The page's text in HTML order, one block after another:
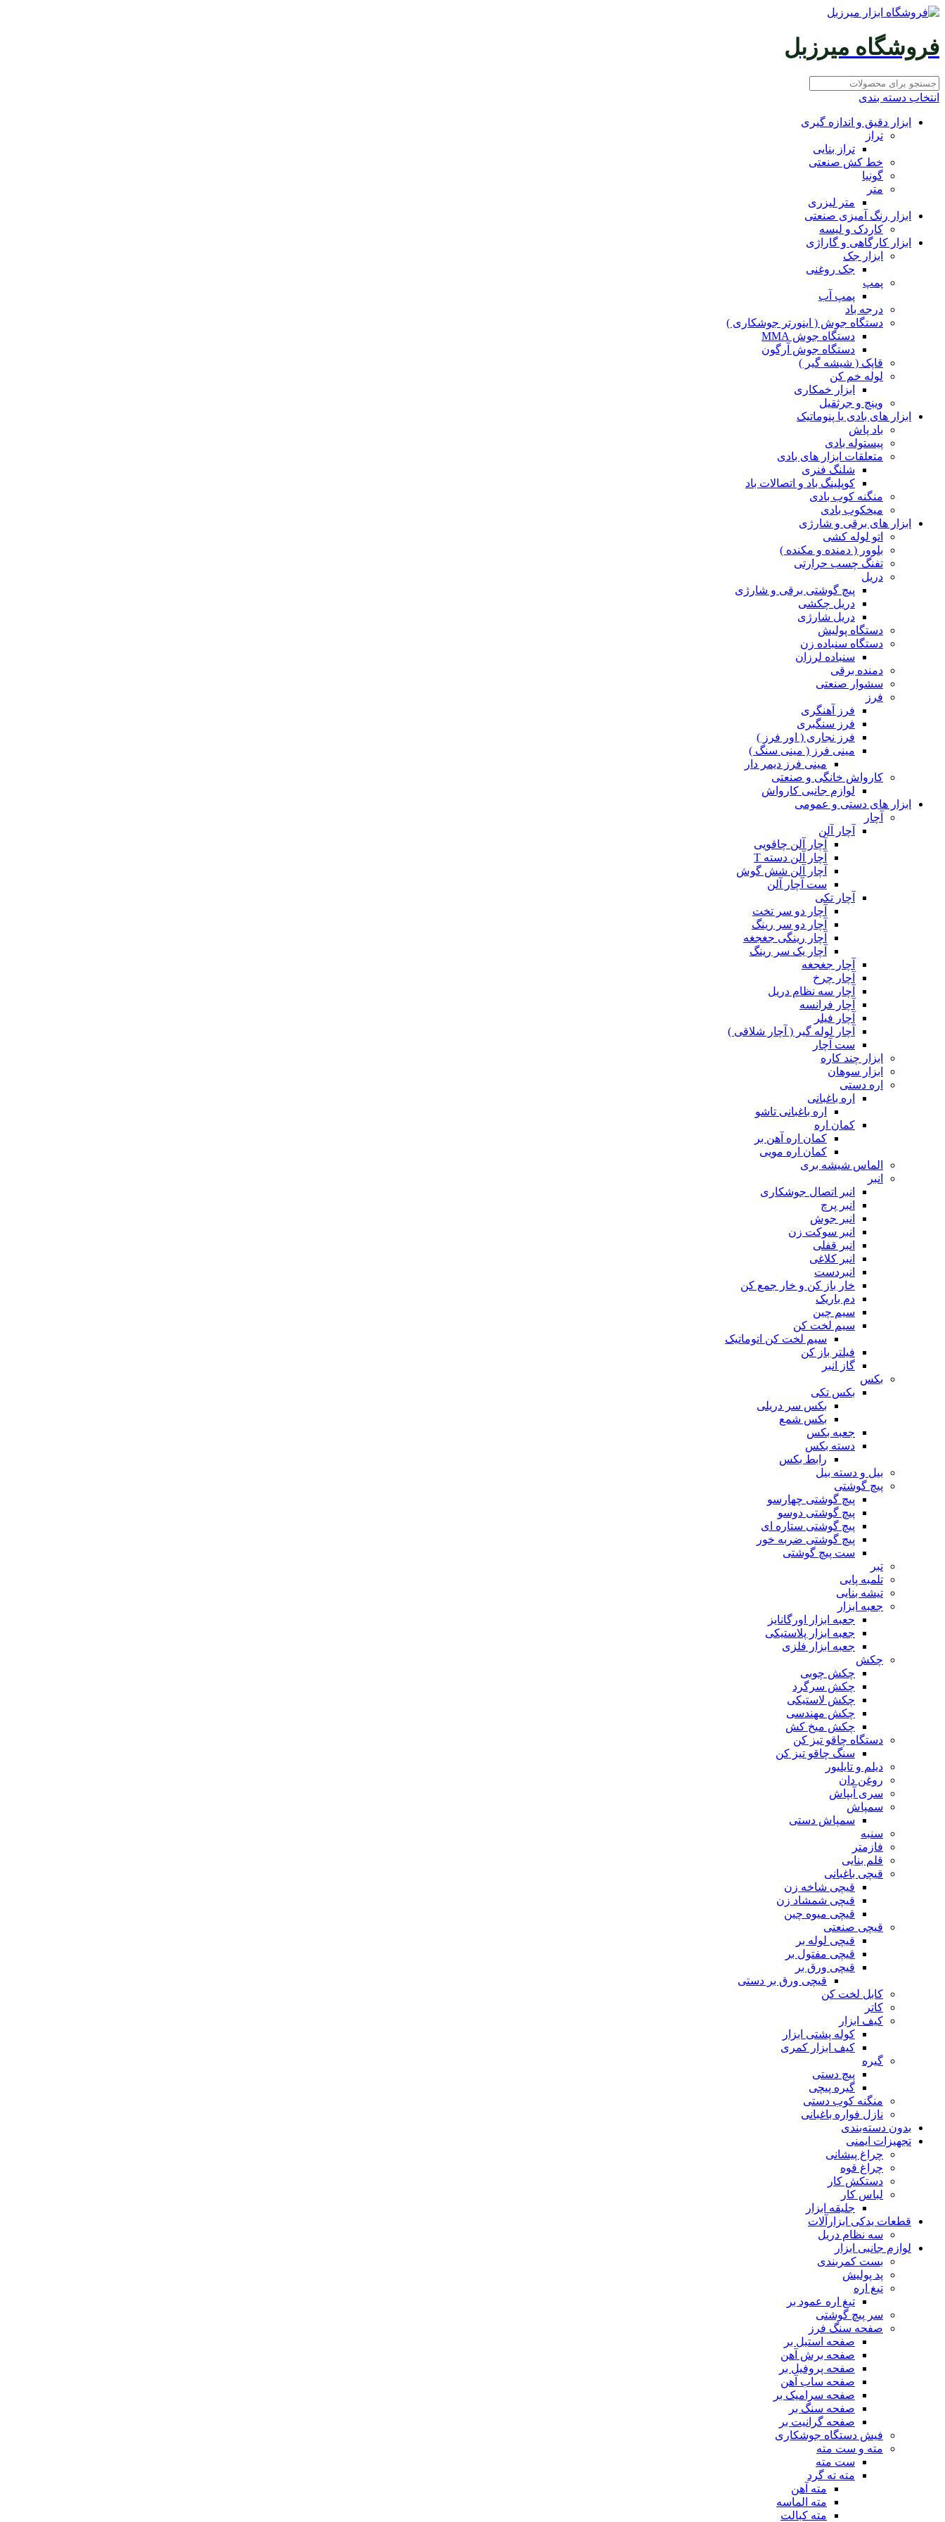
فروشگاه میرزبل
انتخاب دسته بندی
ابزار دقیق و اندازه گیری
تراز
تراز بنایی
خط کش صنعتی
گونیا
متر
متر لیزری
ابزار رنگ آمیزی صنعتی
کاردک و لیسه
ابزار کارگاهی و گاراژی
ابزار جک
جک روغنی
پمپ
پمپ آب
درجه باد
دستگاه جوش ( اینورتر جوشکاری )
دستگاه جوش MMA
دستگاه جوش آرگون
قاپک ( شیشه گیر )
لوله خم کن
ابزار خمکاری
وینچ و جرثقیل
ابزار های بادی یا پنوماتیک
باد پاش
پیستوله بادی
متعلقات ابزار های بادی
شلنگ فنری
کوپلینگ باد و اتصالات باد
منگنه کوب بادی
میخکوب بادی
ابزار های برقی و شارژی
اتو لوله کشی
بلوور ( دمنده و مکنده )
تفنگ چسب حرارتی
دریل
پیچ گوشتی برقی و شارژی
دریل چکشی
دریل شارژی
دستگاه پولیش
دستگاه سنباده زن
سنباده لرزان
دمنده برقی
سشوار صنعتی
فرز
فرز آهنگری
فرز سنگبری
فرز نجاری ( اور فرز )
مینی فرز ( مینی سنگ )
مینی فرز دیمر دار
کارواش خانگی و صنعتی
لوازم جانبی کارواش
ابزار های دستی و عمومی
آچار
آچار آلن
آچار آلن چاقویی
آچار آلن دسته T
آچار آلن شش گوش
ست آچار آلن
آچار تکی
آچار دو سر تخت
آچار دو سر رینگ
آچار رینگی جغجغه
آچار یک سر رینگ
آچار جغجغه
آچار چرخ
آچار سه نظام دریل
آچار فرانسه
آچار فیلر
آچار لوله گیر ( آچار شلاقی )
ست آچار
ابزار چند کاره
ابزار سوهان
اره دستی
اره باغبانی
اره باغبانی تاشو
کمان اره
کمان اره آهن بر
کمان اره مویی
الماس شیشه بری
انبر
انبر اتصال جوشکاری
انبر پرچ
انبر جوش
انبر سوکت زن
انبر قفلی
انبر کلاغی
انبردست
خار باز کن و خار جمع کن
دم باریک
سیم چین
سیم لخت کن
سیم لخت کن اتوماتیک
فیلتر باز کن
گاز انبر
بکس
بکس تکی
بکس سر دریلی
بکس شمع
جعبه بکس
دسته بکس
رابط بکس
بیل و دسته بیل
پیچ گوشتی
پیچ گوشتی چهارسو
پیچ گوشتی دوسو
پیچ گوشتی ستاره‌ ای
پیچ گوشتی ضربه خور
ست پیچ گوشتی
تبر
تلمبه پایی
تیشه بنایی
جعبه ابزار
جعبه ابزار اورگانایز
جعبه ابزار پلاستیکی
جعبه ابزار فلزی
چکش
چکش چوبی
چکش سرگرد
چکش لاستیکی
چکش مهندسی
چکش میخ کش
دستگاه چاقو تیز کن
سنگ چاقو تیز کن
دیلم و تایلیور
روغن دان
سری آبپاش
سمپاش
سمپاش دستی
سنبه
فازمتر
قلم بنایی
قیچی باغبانی
قیچی شاخه زن
قیچی شمشاد زن
قیچی میوه چین
قیچی صنعتی
قیچی لوله بر
قیچی مفتول بر
قیچی ورق بر
قیچی ورق بر دستی
کابل لخت کن
کاتر
کیف ابزار
کوله پشتی ابزار
کیف ابزار کمری
گیره
پیچ دستی
گیره پیچی
منگنه کوب دستی
نازل فواره باغبانی
بدون دسته‌بندی
تجهیزات ایمنی
چراغ پیشانی
چراغ قوه
دستکش کار
لباس کار
جلیقه ابزار
قطعات یدکی ابزارآلات
سه نظام دریل
لوازم جانبی ابزار
بست کمربندی
پد پولیش
تیغ اره
تیغ اره عمود بر
سر پیچ گوشتی
صفحه سنگ فرز
صفحه استیل بر
صفحه برش آهن
صفحه پروفیل بر
صفحه ساب آهن
صفحه سرامیک بر
صفحه سنگ بر
صفحه گرانیت بر
فیش دستگاه جوشکاری
مته و ست مته
ست مته
مته ته گرد
مته آهن
مته الماسه
مته کبالت